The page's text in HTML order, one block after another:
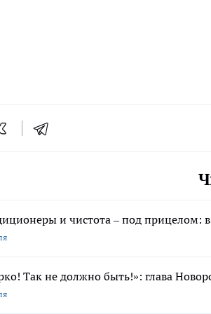
и чистота – под прицелом:
Так не должно быть!»: глава